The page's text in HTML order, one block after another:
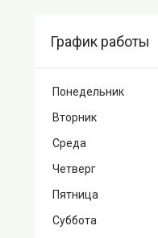
График работы
Понедельник
Вторник
Среда
Четверг
Пятница
Суббота